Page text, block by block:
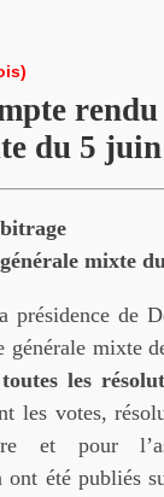
rendu
du 5
mixte
présidence de
générale mixte
les
les votes,
et pour
été publiés